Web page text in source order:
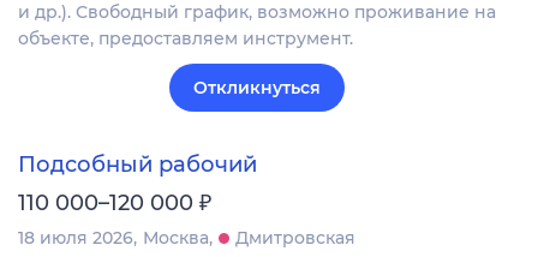
и др.). Свободный график, возможно проживание на
объекте, предоставляем инструмент.
Откликнуться
Подсобный рабочий
110 000–120 000 ₽
18 июля 2026 Москва
Дмитровская